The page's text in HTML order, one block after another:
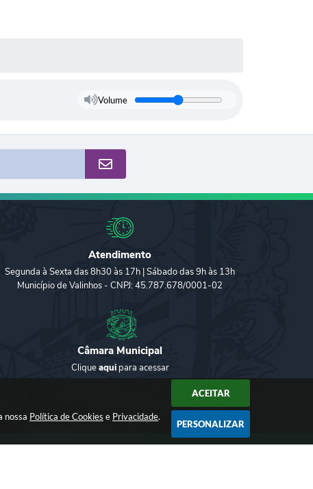
nossa Política de Cookies e Privacidade.
ACEITAR
PERSONALIZAR
Volume
Atendimento
Segunda à Sexta das 8h30 às 17h | Sábado das 9h às 13h
Município de Valinhos - CNPJ: 45.787.678/0001-02
Câmara Municipal
Cliqueaquipara acessar